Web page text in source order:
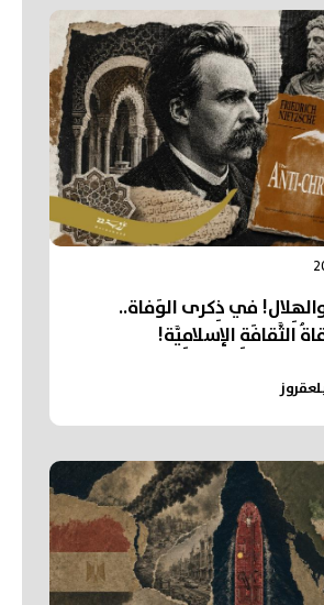
في ذِكرى الوَفاة..
الثَّقافَةِ الإسلامِيَّة!